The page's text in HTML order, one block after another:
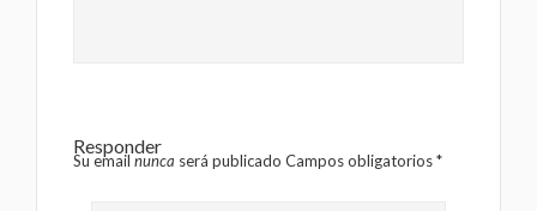
Responder
Su email nunca será publicado Campos obligatorios*